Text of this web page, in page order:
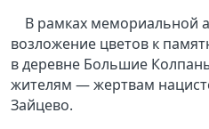
В рамках мемориальной
возложение цветов к
в деревне Большие
жителям — жертвам
Зайцево.